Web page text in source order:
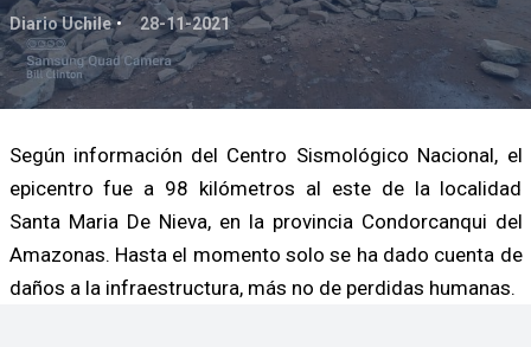
Diario Uchile 28-11-2021
Según información del Centro Sismológico Nacional, el
epicentro fue a 98 kilómetros al este de la localidad
Santa Maria De Nieva, en la provincia Condorcanqui del
Amazonas. Hasta el momento solo se ha dado cuenta de
daños a la infraestructura, más no de perdidas humanas.